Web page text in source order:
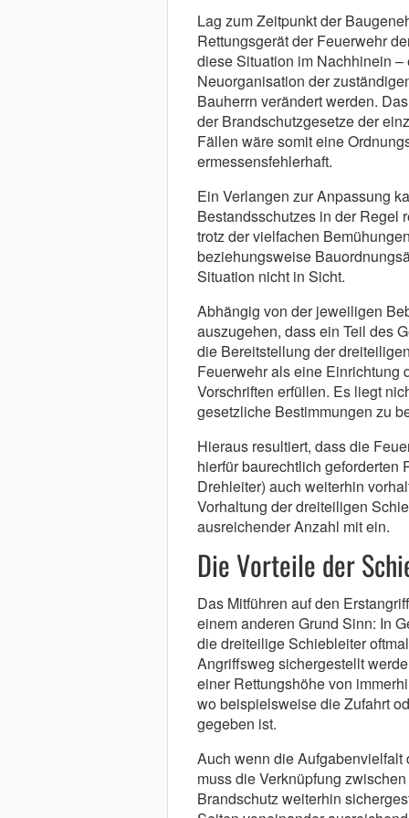
Lag zum Zeitpunkt der
Rettungsgerät der Feuerwehr
diese Situation im Nachhinein
Neuorganisation der
Bauherrn verändert werden.
der Brandschutzgesetze der
Fällen wäre somit eine
ermessensfehlerhaft.
Ein Verlangen zur Anpassung
Bestandsschutzes in der Regel
trotz der vielfachen
beziehungsweise
Situation nicht in Sicht.
Abhängig von der jeweiligen
auszugehen, dass ein Teil des
die Bereitstellung der
Feuerwehr als eine Einrichtung
Vorschriften erfüllen. Es liegt
gesetzliche Bestimmungen zu
Hieraus resultiert, dass die
hierfür baurechtlich geforderten
Drehleiter) auch weiterhin
Vorhaltung der dreiteiligen
ausreichender Anzahl mit ein.
Die Vorteile der
Das Mitführen auf den
einem anderen Grund Sinn: In
die dreiteilige Schiebleiter
Angriffsweg sichergestellt
einer Rettungshöhe von
wo beispielsweise die Zufahrt
gegeben ist.
Auch wenn die
muss die Verknüpfung
Brandschutz weiterhin